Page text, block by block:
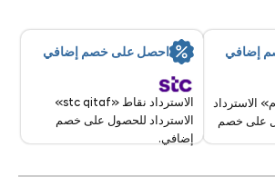
إضافي
الاسترداد
على خصم
احصل على خصم إضافي
الاسترداد نقاط «stc qitaf»
الاسترداد للحصول على خصم
إضافي.